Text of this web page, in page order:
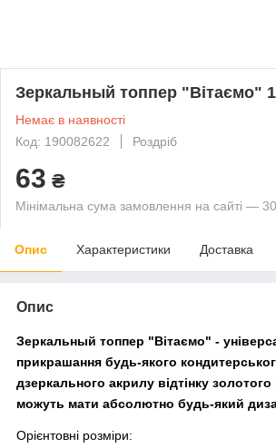
Зеркальный топпер "Вітаємо"
Немає в наявності
Код: 190082622
Роздріб
63 ₴
Мінімальна сума замовлення на сайті —
Опис Характеристики Доставка
Опис
Зеркальный топпер "Вітаємо" -
прикрашання будь-якого
дзеркального акрилу відтінку золотого
можуть мати абсолютно будь-який
Орієнтовні розміри: